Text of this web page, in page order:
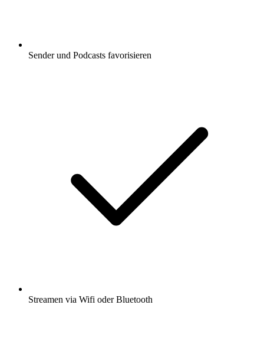
Sender und Podcasts favorisieren
Streamen via Wifi oder Bluetooth